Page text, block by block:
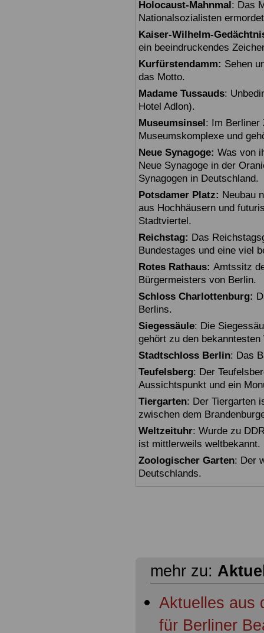
Holocaust-Mahnmal : Das
Nationalsozialisten
Kaiser-Wilhelm-
ein beeindruckendes
Kurfürstendamm: Sehen
das Motto.
Madame Tussauds:
Hotel Adlon).
Museumsinsel : Im Berliner
Museumskomplexe und
Neue Synagoge: Was von
Neue Synagoge in der
Synagogen in Deutschland.
Potsdamer Platz: Neubau
aus Hochhäusern und
Stadtviertel.
Reichstag: Das
Bundestages und eine viel
Rotes Rathaus: Amtssitz
Bürgermeisters von Berlin.
Schloss Charlottenburg:
Berlins.
Siegessäule: Die
gehört zu den
Stadtschloss Berlin: Das
Teufelsberg: Der
Aussichtspunkt und ein
Tiergarten: Der Tiergarten
zwischen dem
Weltzeituhr: Wurde zu
ist mittlerweils weltbekannt.
Zoologischer Garten: Der
Deutschlands.
mehr zu:
Aktuelles aus
für Berliner